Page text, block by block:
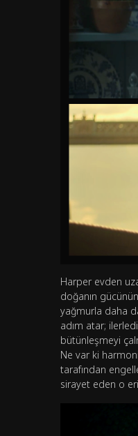
Harper evden
doğanın
yağmurla daha
adım atar;
bütünleşmeyi
Ne var ki
tarafından
sirayet eden o